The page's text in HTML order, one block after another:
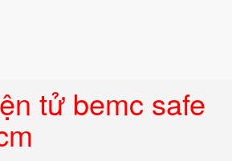
tử bemc safe